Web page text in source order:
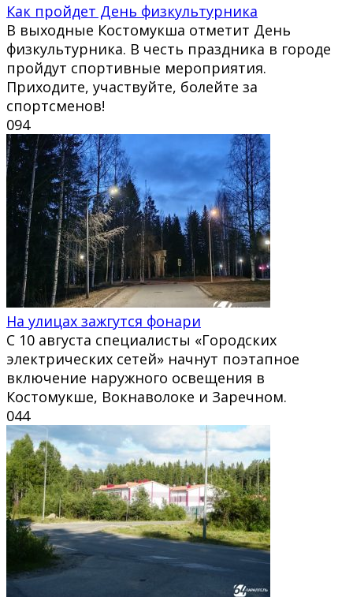
Как пройдет День физкультурника
В выходные Костомукша отметит День
физкультурника. В честь праздника в городе
пройдут спортивные мероприятия.
Приходите, участвуйте, болейте за
спортсменов!
094
На улицах зажгутся фонари
С 10 августа специалисты «Городских
электрических сетей» начнут поэтапное
включение наружного освещения в
Костомукше, Вокнаволоке и Заречном.
044